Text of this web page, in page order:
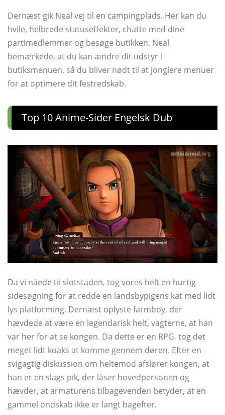
Dernæst gik Neal vej til en campingplads. Her kan du
hvile, helbrede statuseffekter, chatte med dine
partimedlemmer og besøge butikken. Neal
bemærkede, at du kan ændre dit udstyr i
butiksmenuen, så du bliver nødt til at jonglere menuer
for at optimere dit festredskab.
Top 10 Anime-Sider Engelsk Dub
Da vi nåede til slotstaden, tog vores helt en hurtig
sidesøgning for at redde en landsbypigens kat med lidt
lys platforming. Dernæst oplyste farmboy, der
hævdede at være en legendarisk helt, vagterne, at han
var her for at se kongen. Da dette er en RPG, tog det
meget lidt koaks at komme gennem døren. Efter en
svigagtig diskussion om heltemod afslører kongen, at
han er en slags pik, der låser hovedpersonen og
hævder, at armaturens tilbagevenden betyder, at en
gammel ondskab ikke er langt bagefter.